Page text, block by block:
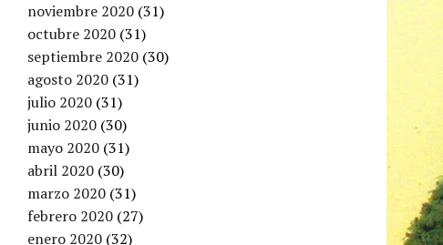
noviembre 2020 (31)
octubre 2020 (31)
septiembre 2020 (30)
agosto 2020 (31)
julio 2020 (31)
junio 2020 (30)
mayo 2020 (31)
abril 2020 (30)
marzo 2020 (31)
febrero 2020 (27)
enero 2020 (32)